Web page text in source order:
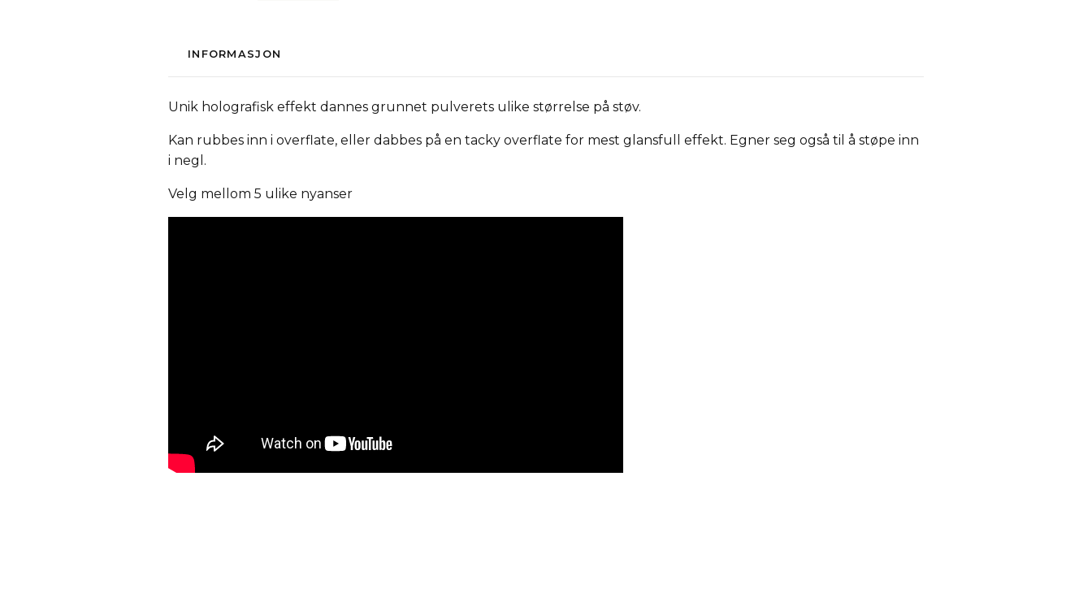
INFORMASJON
Unik holografisk effekt dannes grunnet pulverets ulike størrelse på støv.
Kan rubbes inn i overflate, eller dabbes på en tacky overflate for mest glansfull effekt. Egner seg også til å støpe inn
i negl.
Velg mellom 5 ulike nyanser